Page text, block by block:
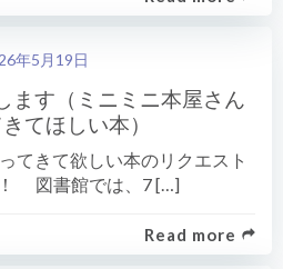
年5月19日
ます（ミニミニ本屋さん
てほしい本）
てきて欲しい本のリクエスト
図書館では、7 […]
Read more